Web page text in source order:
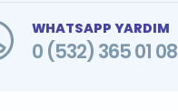
WHATSAPP YARDIM
0 (532) 365 01 08